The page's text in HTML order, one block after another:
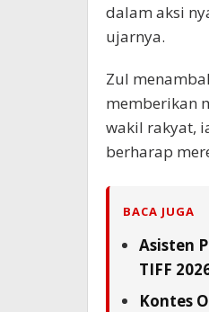
dalam aksi
ujarnya.
Zul
memberikan
wakil rakyat,
berharap
BACA JUGA
Asisten
TIFF
Kontes